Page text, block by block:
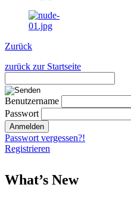
Zurück
zurück zur Startseite
Benutzername
Passwort
Passwort vergessen?!
Registrieren
What’s New